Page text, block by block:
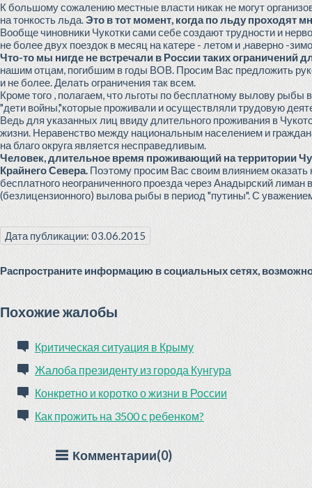
К большому сожалению местные власти никак не могут
на тонкость льда.Это в тот момент, когда по льду проходят
Вообще чиновники Чукотки сами себе создают трудности и
не более двух поездок в месяц на катере - летом и ,наверно -
Что-то мы нигде не встречали в России таких ограничений
нашим отцам, погибшим в годы ВОВ. Просим Вас предложить
и не более. Делать ограничения так всем.
Кроме того , полагаем, что льготы по бесплатному вылову
"дети войны,"которые проживали и осуществляли трудовую
Ведь для указанных лиц ввиду длительного проживания в
жизни. Неравенство между национальным населением и
на благо округа является несправедливым.
Человек, длительное время проживающий на территории
Крайнего Севера. Поэтому просим Вас своим влиянием
бесплатного неограниченного проезда через Анадырский лиман
(безлицензионного) вылова рыбы в период "путины". С
Дата публикации: 03.06.2015
Распространите информацию в социальных сетях,
Похожие жалобы
Критическая ситуация в Крыму
Жалоба президенту из города Кунгура
Конкретно и коротко о жизни в России
Как прожить на 3500 с ребенком?
Комментарии(0)